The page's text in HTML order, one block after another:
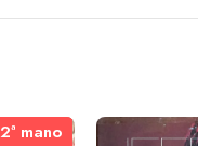
2ª mano
2ª mano